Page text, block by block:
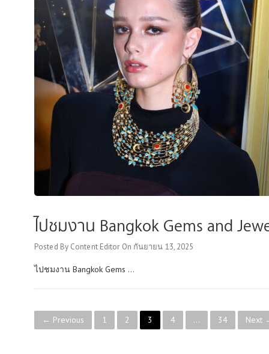
ไปชมงาน Bangkok Gems and
Posted By Content Editor On กันยายน 13, 2025
ไปชมงาน Bangkok Gems ...
P← Previous 1 2 3 4 … 34 Next